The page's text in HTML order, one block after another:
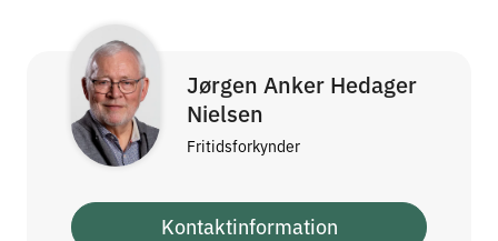
Jørgen Anker Hedager
Nielsen
Fritidsforkynder
Kontaktinformation